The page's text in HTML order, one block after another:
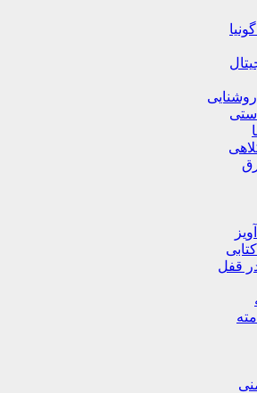
روشنایی
قفل